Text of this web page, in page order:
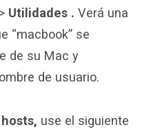
Utilidades . Verá una
“macbook” se
de su Mac y
de usuario.
use el siguiente